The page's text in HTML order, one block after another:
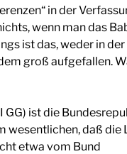
in der
wenn man das
ist das, weder in
groß aufgefallen.
ist die
wesentlichen, daß die
etwa vom Bund